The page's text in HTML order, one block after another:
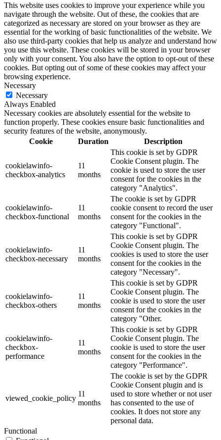
This website uses cookies to improve your experience while you
navigate through the website. Out of these, the cookies that are
categorized as necessary are stored on your browser as they are
essential for the working of basic functionalities of the website. We
also use third-party cookies that help us analyze and understand how
you use this website. These cookies will be stored in your browser
only with your consent. You also have the option to opt-out of these
cookies. But opting out of some of these cookies may affect your
browsing experience.
Necessary
Necessary
Always Enabled
Necessary cookies are absolutely essential for the website to
function properly. These cookies ensure basic functionalities and
security features of the website, anonymously.
Cookie
Duration Description
cookielawinfo-
checkbox-analytics
11
months
This cookie is set by GDPR
Cookie Consent plugin. The
cookie is used to store the user
consent for the cookies in the
category "Analytics".
cookielawinfo-
checkbox-functional
11
months
The cookie is set by GDPR
cookie consent to record the user
consent for the cookies in the
category "Functional".
cookielawinfo-
checkbox-necessary
11
months
This cookie is set by GDPR
Cookie Consent plugin. The
cookies is used to store the user
consent for the cookies in the
category "Necessary".
cookielawinfo-
checkbox-others
11
months
This cookie is set by GDPR
Cookie Consent plugin. The
cookie is used to store the user
consent for the cookies in the
category "Other.
cookielawinfo-
checkbox-
performance
11
months
This cookie is set by GDPR
Cookie Consent plugin. The
cookie is used to store the user
consent for the cookies in the
category "Performance".
viewed_cookie_policy
11
months
The cookie is set by the GDPR
Cookie Consent plugin and is
used to store whether or not user
has consented to the use of
cookies. It does not store any
personal data.
Functional